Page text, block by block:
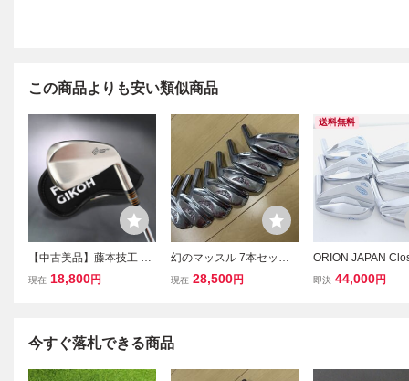
この商品よりも安い類似商品
【中古美品】藤本技工 オ
リジナル MB アイアン 4i
現在 18,800円
幻のマッスル 7本セッ
ト 4番〜PW 最高級 クレ
み マッスルバック
現在 28,500円
送料無料
ORION JAPAN
アイアン ヘッドの
即決 44,000円
今すぐ落札できる商品